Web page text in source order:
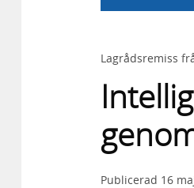
Lagrådsremiss
Publicerad 16